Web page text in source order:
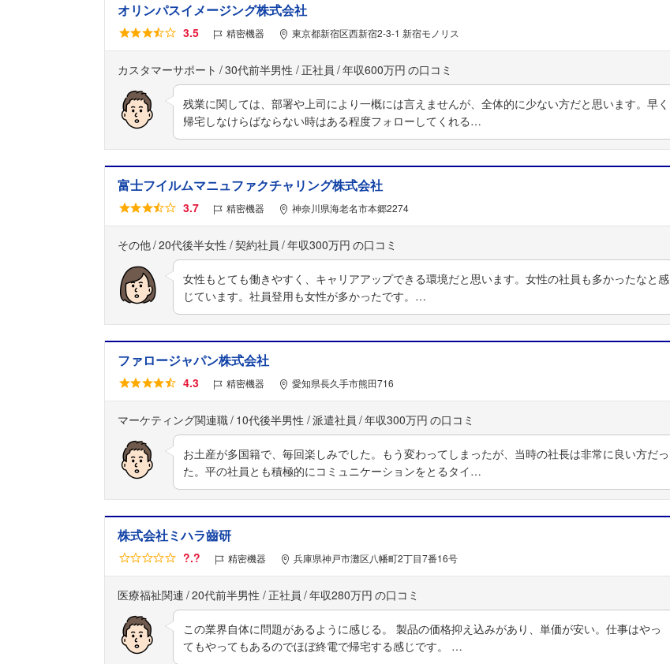
オリンパスイメージング株式会社
3.5 精密機器 東京都新宿区西新宿2-3-1 新宿モノリス
カスタマーサポート 30代前半男性 正社員 年収600万円
残業に関しては、部署や上司により一概には言えませんが、全体的に少ない方だと思います。早く
帰宅しなけらばならない時はある程度フォローしてくれる…
富士フイルムマニュファクチャリング株式会社
3.7 精密機器 神奈川県海老名市本郷2274
その他 20代後半女性 契約社員 年収300万円
女性もとても働きやすく、キャリアアップできる環境だと思います。女性の社員も多かったなと感
じています。社員登用も女性が多かったです。…
ファロージャパン株式会社
4.3 精密機器 愛知県長久手市熊田716
マーケティング関連職 10代後半男性 派遣社員 年収300万円
お土産が多国籍で、毎回楽しみでした。もう変わってしまったが、当時の社長は非常に良い方だっ
た。平の社員とも積極的にコミュニケーションをとるタイ…
株式会社ミハラ齒研
?.? 精密機器 兵庫県神戸市灘区八幡町2丁目7番16号
医療福祉関連 20代前半男性 正社員 年収280万円
この業界自体に問題があるように感じる。 製品の価格抑え込みがあり、単価が安い。仕事はやっ
てもやってもあるのでほぼ終電で帰宅する感じです。 …